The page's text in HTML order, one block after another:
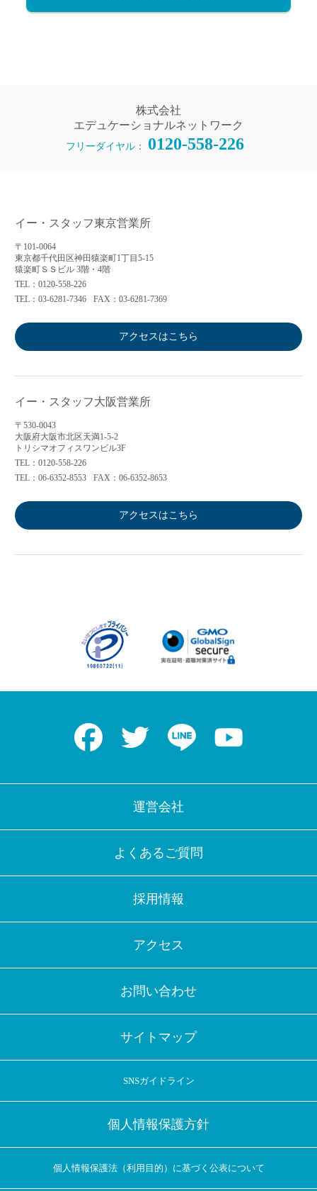
株式会社
エデュケーショナルネットワーク
フリーダイヤル： 0120-558-226
イー・スタッフ東京営業所
〒101-0064
東京都千代田区神田猿楽町1丁目5-15
猿楽町ＳＳビル 3階・4階
TEL：0120-558-226
TEL：03-6281-7346
FAX：03-6281-7369
アクセスはこちら
イー・スタッフ大阪営業所
〒530-0043
大阪府大阪市北区天満1-5-2
トリシマオフィスワンビル3F
TEL：0120-558-226
TEL：06-6352-8553
FAX：06-6352-8653
アクセスはこちら
Facebook Twitter LINE
運営会社
よくあるご質問
採用情報
アクセス
お問い合わせ
サイトマップ
SNSガイドライン
個人情報保護方針
個人情報保護法（利用目的）に基づく公表について